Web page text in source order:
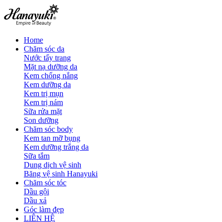
Home
Chăm sóc da
Nước tẩy trang
Mặt nạ dưỡng da
Kem chống nắng
Kem dưỡng da
Kem trị mụn
Kem trị nám
Sữa rửa mặt
Son dưỡng
Chăm sóc body
Kem tan mỡ bụng
Kem dưỡng trắng da
Sữa tắm
Dung dịch vệ sinh
Băng vệ sinh Hanayuki
Chăm sóc tóc
Dầu gội
Dầu xả
Góc làm đẹp
LIÊN HỆ